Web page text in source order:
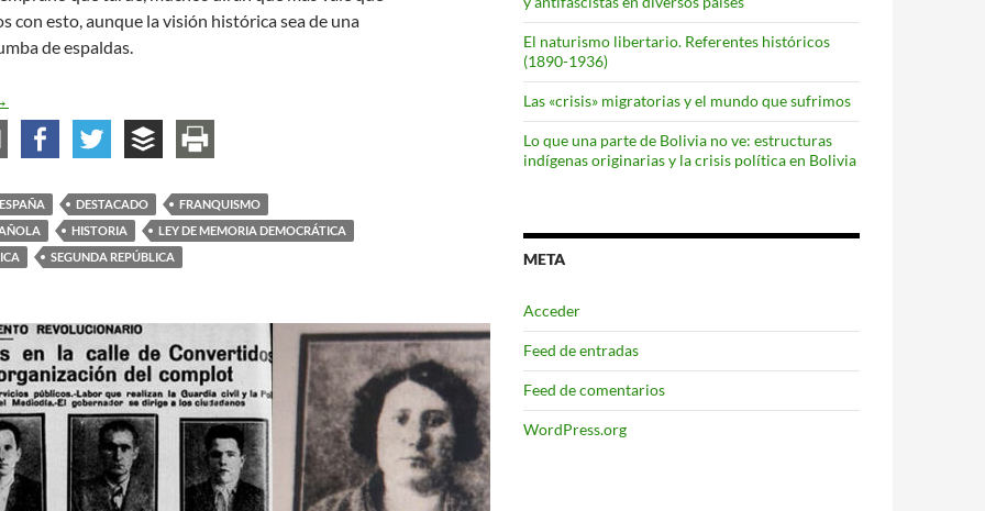
con esto, aunque la visión histórica sea de una
de espaldas.
vueltas con la memoria (y con la historia)
DESTACADO
FRANQUISMO
HISTORIA
LEY DE MEMORIA DEMOCRÁTICA
SEGUNDA REPÚBLICA
El naturismo libertario. Referentes históricos
(1890-1936)
Las «crisis» migratorias y el mundo que sufrimos
Lo que una parte de Bolivia no ve: estructuras
indígenas originarias y la crisis política en Bolivia
META
Acceder
Feed de entradas
Feed de comentarios
WordPress.org